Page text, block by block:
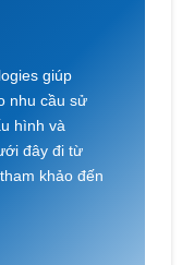
giúp
nhu cầu sử
hình và
đây đi từ
khảo đến